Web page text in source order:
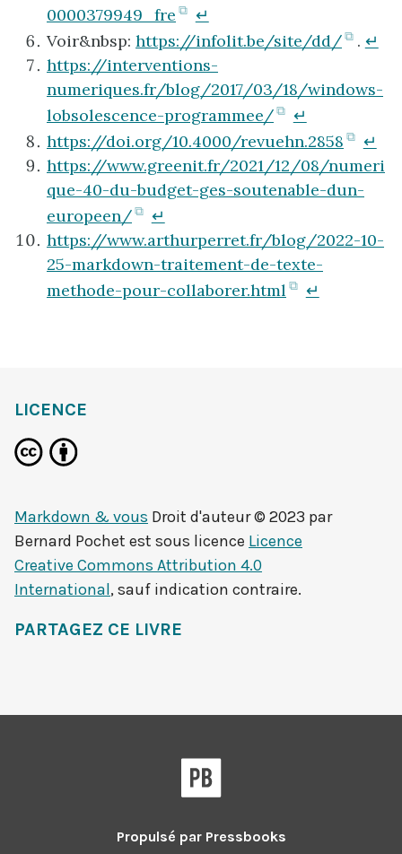
nouvel
0000379949_fre
(ouvre
dans
un
nouvel
onglet)
↵
Voir&nbsp: https://infolit.be/site/dd/
un
. ↵
https://interventions-
numeriques.fr/blog/2017/03/18/windows-
lobsolescence-programmee/
(ouvre
dans
un
nouvel
↵
https://doi.org/10.4000/revuehn.2858
dans
un
↵
https://www.greenit.fr/2021/12/08/numeri
que-40-du-budget-ges-soutenable-dun-
europeen/
(ouvre
dans
un
nouvel
↵
https://www.arthurperret.fr/blog/2022-10-
25-markdown-traitement-de-texte-
methode-pour-collaborer.html
(ouvre
↵
LICENCE
Markdown & vous Droit d'auteur © 2023 par
Bernard Pochet est sous licence Licence
Creative Commons Attribution 4.0
International, sauf indication contraire.
PARTAGEZ CE LIVRE
Propulsé par Pressbooks